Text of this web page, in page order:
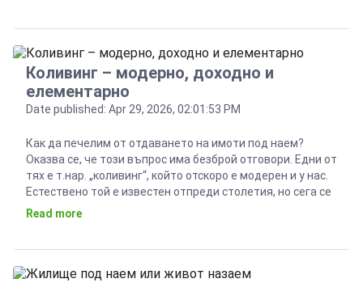
Коливинг – модерно, доходно и
елементарно
Date published: Apr 29, 2026, 02:01:53 PM
Как да печелим от отдаването на имоти под наем?
Оказва се, че този въпрос има безброй отговори. Едни от
тях е т.нар. „коливинг“, който отскоро е модерен и у нас.
Естествено той е известен отпреди столетия, но сега се
прави по нов – модерен начин, като носи почти двойно
Read more